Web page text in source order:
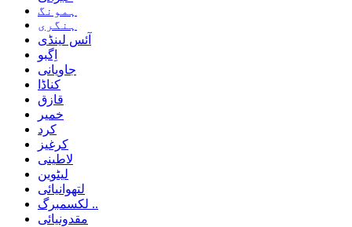
ہمونگ
ہنگری
آئس لینڈی
اِگبو
جاویانی
کناڈا
قازق
خمیر
کرد
کرغیز
لاطینی
لیٹوین
لتھوانیائی
لکسمبرگ ..
مقدونیائی